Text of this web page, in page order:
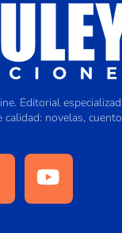
Editorial
calidad: novelas,